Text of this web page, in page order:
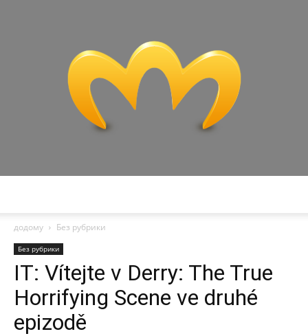
додому
Без рубрики
Без рубрики
IT: Vítejte v Derry: The True
Horrifying Scene ve druhé
epizodě